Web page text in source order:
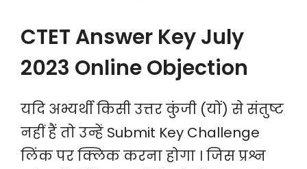
CTET Answer Key July
2023 Online Objection
यदि अभ्यर्थी किसी उत्तर कुंजी (यों) से संतुष्ट
नहीं हैं तो उन्हें Submit Key Challenge
लिंक पर क्लिक करना होगा । जिस प्रश्न